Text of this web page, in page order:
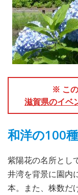
※ この
滋賀県のイベ
和洋の100
紫陽花の名所とし
井湾を背景に園内
本。また、株数だ